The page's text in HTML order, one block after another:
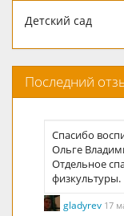
Детский сад
Последний
Спасибо
Ольге
Отдельное
физкультуры.
gladyrev 17